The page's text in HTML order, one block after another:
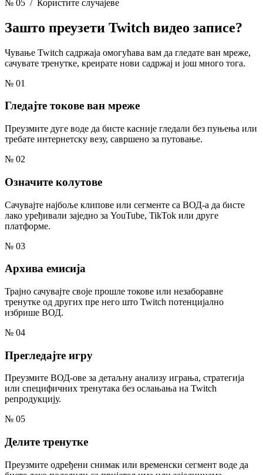
№ 05 / Користите случајеве
Зашто преузети Twitch видео записе?
Чување Twitch садржаја омогућава вам да гледате ван мреже,
сачувате тренутке, креирате нови садржај и још много тога.
№ 01
Гледајте токове ван мреже
Преузмите дуге воде да бисте касније гледали без пуњења или
требате интернетску везу, савршено за путовање.
№ 02
Означите колутове
Сачувајте најбоље клипове или сегменте са ВОД-а да бисте
лако уређивали заједно за YouTube, TikTok или друге
платформе.
№ 03
Архива емисија
Трајно сачувајте своје прошле токове или незаборавне
тренутке од других пре него што Twitch потенцијално
избрише ВОД.
№ 04
Прегледајте игру
Преузмите ВОД-ове за детаљну анализу играња, стратегија
или специфичних тренутака без ослањања на Twitch
репродукцију.
№ 05
Делите тренутке
Преузмите одређени снимак или временски сегмент воде да